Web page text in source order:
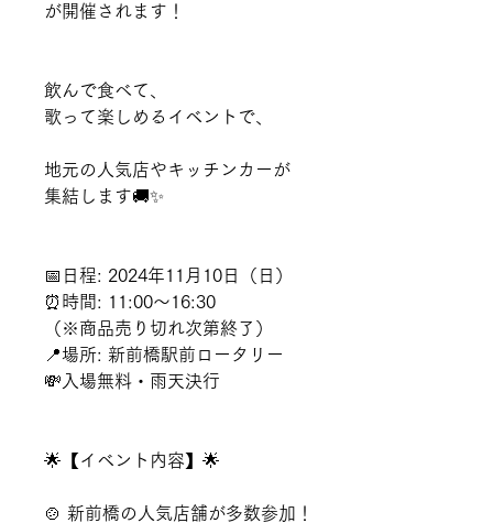
が開催されます！
飲んで食べて、
歌って楽しめるイベントで、
地元の人気店やキッチンカーが
集結します🚚✨
📅日程: 2024年11月10日（日）
⏰時間: 11:00～16:30
（※商品売り切れ次第終了）
📍場所: 新前橋駅前ロータリー
💸入場無料・雨天決行
🌟【イベント内容】🌟
🍲 新前橋の人気店舗が多数参加！